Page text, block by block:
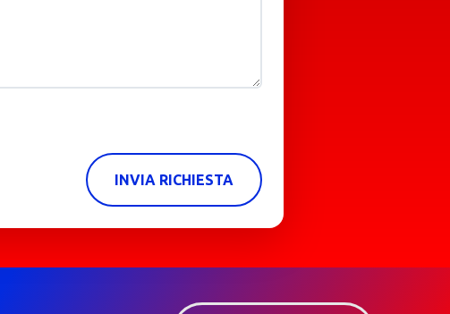
INVIA RICHIESTA